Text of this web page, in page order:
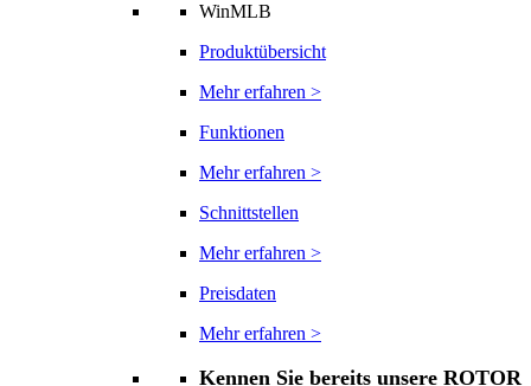
WinMLB
Produktübersicht
Mehr erfahren >
Funktionen
Mehr erfahren >
Schnittstellen
Mehr erfahren >
Preisdaten
Mehr erfahren >
Kennen Sie bereits unsere ROTOR